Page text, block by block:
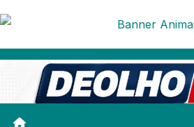
Skip
content